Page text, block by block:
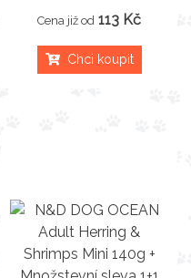
Cena již od 113 Kč
Chci koupit